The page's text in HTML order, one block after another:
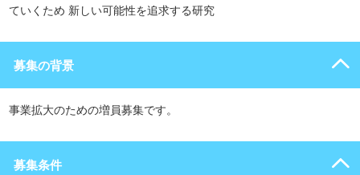
ていくため 新しい可能性を追求する研究
募集の背景
事業拡大のための増員募集です。
募集条件